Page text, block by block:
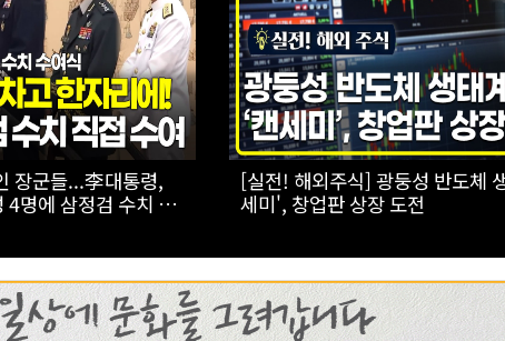
주 환경을 돌파하는
[스팟Live] 일상에서 장점이 더
패밀리 SUV' 볼보 EX90